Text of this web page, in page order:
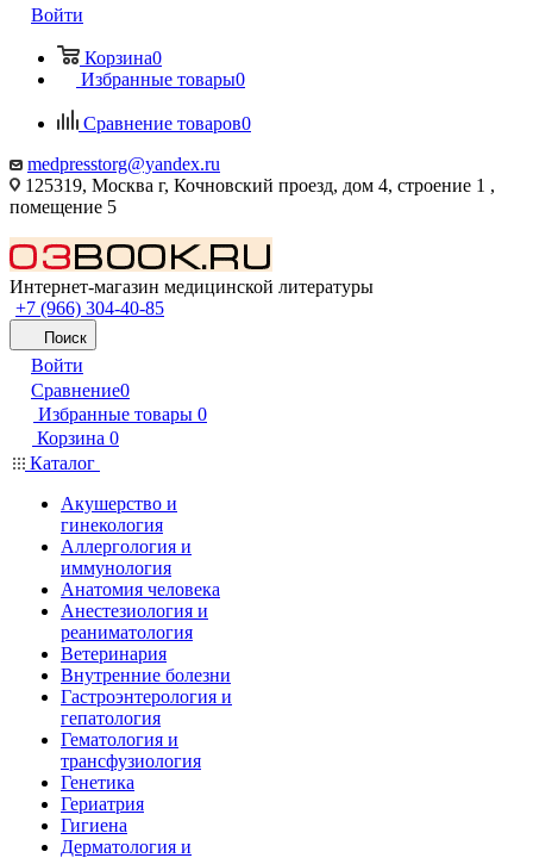
Войти
Корзина0
Избранные товары0
Сравнение товаров0
medpresstorg@yandex.ru
125319, Москва г, Кочновский проезд, дом 4, строение 1 ,
помещение 5
Интернет-магазин медицинской литературы
+7 (966) 304-40-85
Поиск
Войти
Сравнение0
Избранные товары 0
Корзина 0
Каталог
Акушерство и
гинекология
Аллергология и
иммунология
Анатомия человека
Анестезиология и
реаниматология
Ветеринария
Внутренние болезни
Гастроэнтерология и
гепатология
Гематология и
трансфузиология
Генетика
Гериатрия
Гигиена
Дерматология и